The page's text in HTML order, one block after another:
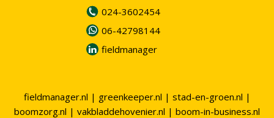
024-3602454
06-42798144
fieldmanager
fieldmanager.nl | greenkeeper.nl | stad-en-groen.nl |
boomzorg.nl | vakbladdehovenier.nl | boom-in-business.nl